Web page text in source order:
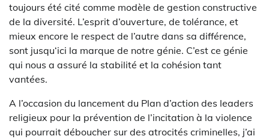
toujours été cité comme modèle de gestion constructive
de la diversité. L’esprit d’ouverture, de tolérance, et
mieux encore le respect de l’autre dans sa différence,
sont jusqu‘ici la marque de notre génie. C’est ce génie
qui nous a assuré la stabilité et la cohésion tant
vantées.
A l’occasion du lancement du Plan d’action des leaders
religieux pour la prévention de l’incitation à la violence
qui pourrait déboucher sur des atrocités criminelles, j’ai